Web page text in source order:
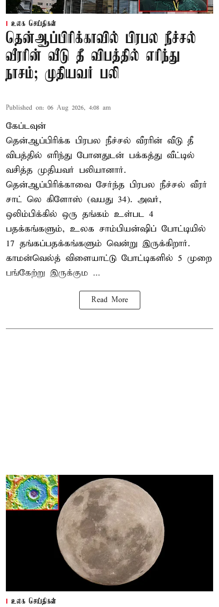
உலக செய்திகள்
தென்ஆப்பிரிக்காவில் பிரபல நீச்சல்
வீரரின் வீடு தீ விபத்தில் எரிந்து
நாசம்; முதியவர் பலி
Published on: 06 Aug 2026, 4:08 am
கேப்டவுன்
தென்ஆப்பிரிக்க பிரபல நீச்சல் வீரரின் வீடு தீ
விபத்தில் எரிந்து போனதுடன் பக்கத்து வீட்டில்
வசித்த முதியவர் பலியானார்.
தென்ஆப்பிரிக்காவை சேர்ந்த பிரபல நீச்சல் வீரர்
சாட் லெ கிளோஸ் (வயது 34). அவர்,
ஒலிம்பிக்கில் ஒரு தங்கம் உள்பட 4
பதக்கங்களும், உலக சாம்பியன்ஷிப் போட்டியில்
17 தங்கப்பதக்கங்களும் வென்று இருக்கிறார்.
காமன்வெல்த் விளையாட்டு போட்டிகளில் 5 முறை
பங்கேற்று இருக்கும ...
Read More
உலக செய்திகள்